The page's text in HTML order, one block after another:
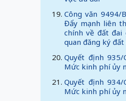
Công văn 9494/
Đẩy mạnh liên
chính về đất đai
quan đăng ký đất
Quyết định 935/
Mức kinh phí ủy
Quyết định 934/
Mức kinh phí ủy